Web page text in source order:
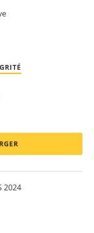
2024